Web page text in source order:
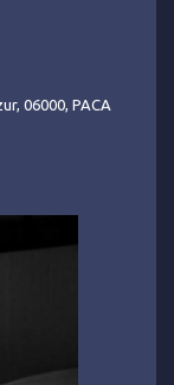
06000, PACA